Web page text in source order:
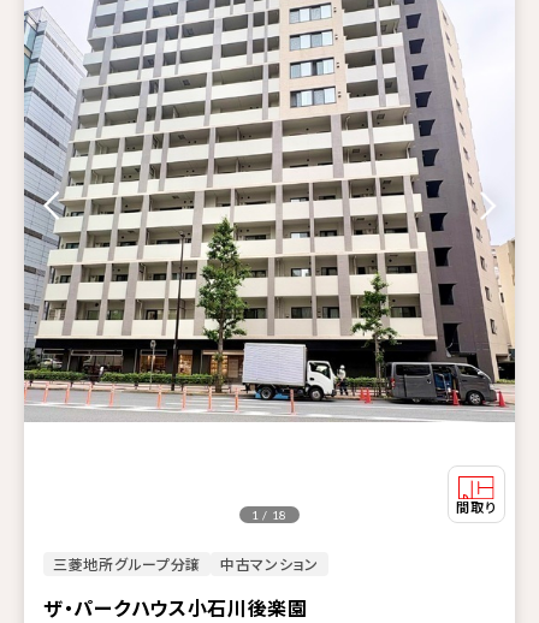
三菱地所グループ分譲 中古マンション
ザ・パークハウス小石川後楽園
1 / 18